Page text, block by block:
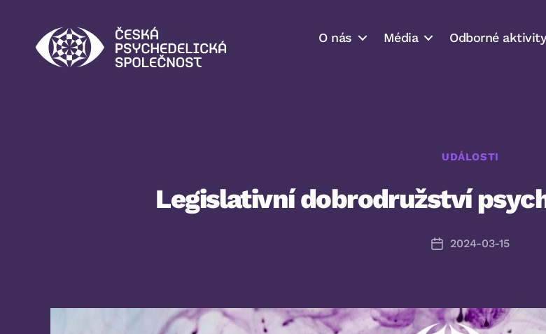
O nás Média Odborné
Rubriky
UDÁLOSTI
Legislativní dobrodružství
Datum
2024-03-15